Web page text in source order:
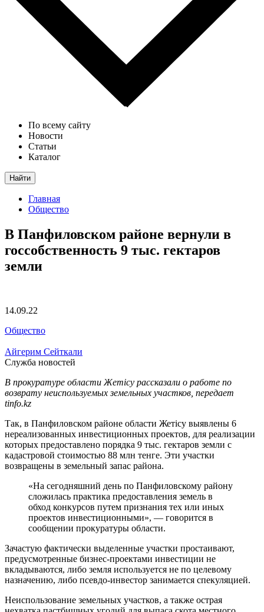
По всему сайту
Новости
Статьи
Каталог
Найти
Главная
Общество
В Панфиловском районе вернули в
госсобственность 9 тыс. гектаров
земли
14.09.22
Общество
Айгерим Сейткали
Служба новостей
В прокуратуре области Жетісу рассказали о работе по
возврату неиспользуемых земельных участков, передает
tinfo.kz
Так, в Панфиловском районе области Жетісу выявлены 6
нереализованных инвестиционных проектов, для реализации
которых предоставлено порядка 9 тыс. гектаров земли с
кадастровой стоимостью 88 млн тенге. Эти участки
возвращены в земельный запас района.
«На сегодняшний день по Панфиловскому району
сложилась практика предоставления земель в
обход конкурсов путем признания тех или иных
проектов инвестиционными», — говорится в
сообщении прокуратуры области.
Зачастую фактически выделенные участки простаивают,
предусмотренные бизнес-проектами инвестиции не
вкладываются, либо земля используется не по целевому
назначению, либо псевдо-инвестор занимается спекуляцией.
Неиспользование земельных участков, а также острая